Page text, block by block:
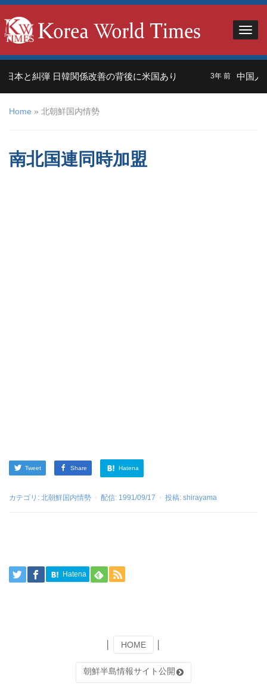
と糾弾 日韓関係改善の背後に米国あり 3年 前 中国人観
Home » 北朝鮮国内情勢
南北国連同時加盟
Tweet Share Hatena
カテゴリ: 北朝鮮国内情勢 配信: 1991/09/17 投稿: shirayama
Hatena
HOME
朝鮮半島情報サイト公開